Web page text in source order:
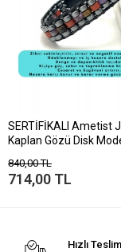
SERTİFİKALI Ametist
Kaplan Gözü Disk
840,00 TL
714,00 TL
Hızlı